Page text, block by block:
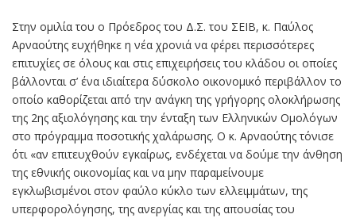
Στην ομιλία του ο Πρόεδρος του Δ.Σ. του ΣΕΙΒ, κ. Παύλος
Αρναούτης ευχήθηκε η νέα χρονιά να φέρει περισσότερες
επιτυχίες σε όλους και στις επιχειρήσεις του κλάδου οι οποίες
βάλλονται σ’ ένα ιδιαίτερα δύσκολο οικονομικό περιβάλλον το
οποίο καθορίζεται από την ανάγκη της γρήγορης ολοκλήρωσης
της 2ης αξιολόγησης και την ένταξη των Ελληνικών Ομολόγων
στο πρόγραμμα ποσοτικής χαλάρωσης. Ο κ. Αρναούτης τόνισε
ότι «αν επιτευχθούν εγκαίρως, ενδέχεται να δούμε την άνθηση
της εθνικής οικονομίας και να μην παραμείνουμε
εγκλωβισμένοι στον φαύλο κύκλο των ελλειμμάτων, της
υπερφορολόγησης, της ανεργίας και της απουσίας του